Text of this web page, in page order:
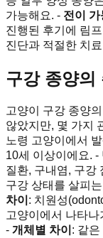
가능해요. - 전이 가
진행된 후기에 림
진단과 적절한 치
구강 종양의
고양이 구강 종양
않았지만, 몇 가지
노령 고양이에서
10세 이상이에요. -
질환, 구내염, 구강
구강 상태를 살피
차이 : 치원성
고양이에서 나타
- 개체별 차이 : 같